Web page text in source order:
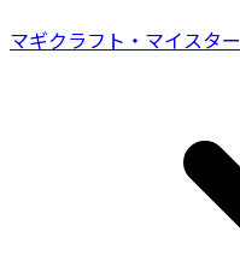
マギクラフト・マイスター